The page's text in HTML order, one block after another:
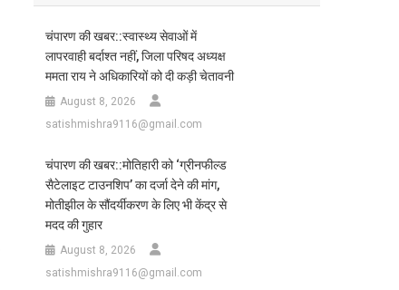
चंपारण की खबर::स्वास्थ्य सेवाओं में
लापरवाही बर्दाश्त नहीं, जिला परिषद अध्यक्ष
ममता राय ने अधिकारियों को दी कड़ी चेतावनी
August 8, 2026
satishmishra9116@gmail.com
चंपारण की खबर::मोतिहारी को ‘ग्रीनफील्ड
सैटेलाइट टाउनशिप’ का दर्जा देने की मांग,
मोतीझील के सौंदर्यीकरण के लिए भी केंद्र से
मदद की गुहार
August 8, 2026
satishmishra9116@gmail.com